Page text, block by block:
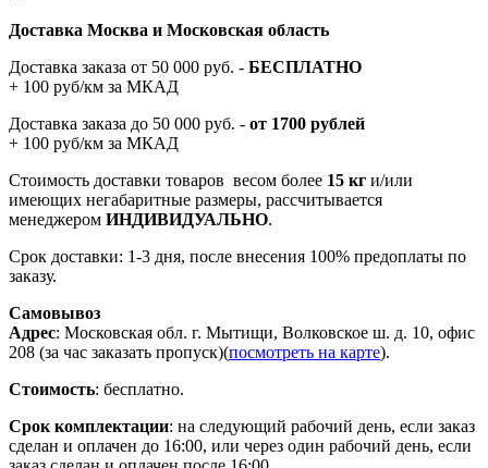
Доставка Москва и Московская область
Доставка заказа от 50 000 руб. - БЕСПЛАТНО
+ 100 руб/км за МКАД
Доставка заказа до 50 000 руб. - от 1700 рублей
+ 100 руб/км за МКАД
Стоимость доставки товаров весом более 15 кг и/или
имеющих негабаритные размеры, рассчитывается
менеджером ИНДИВИДУАЛЬНО.
Срок доставки: 1-3 дня, после внесения 100% предоплаты по
заказу.
Самовывоз
Адрес: Московская обл. г. Мытищи, Волковское ш. д. 10, офис
208 (за час заказать пропуск)(посмотреть на карте).
Стоимость: бесплатно.
Срок комплектации: на следующий рабочий день, если заказ
сделан и оплачен до 16:00, или через один рабочий день, если